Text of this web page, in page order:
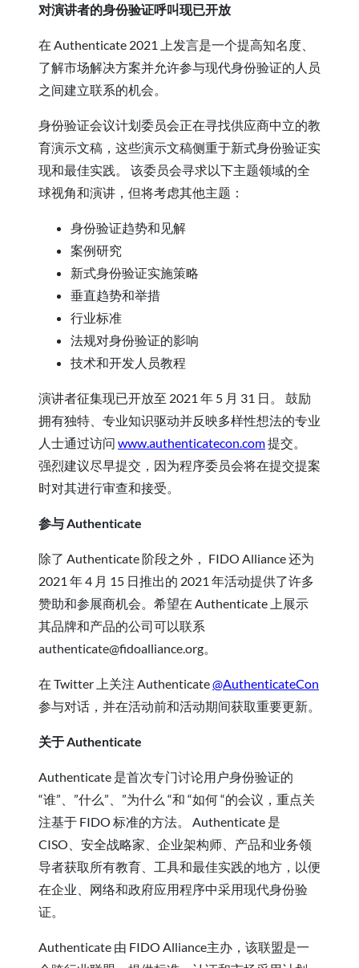
对演讲者的身份验证呼叫现已开放
在 Authenticate 2021 上发言是一个提高知名度、
了解市场解决方案并允许参与现代身份验证的人员
之间建立联系的机会。
身份验证会议计划委员会正在寻找供应商中立的教
育演示文稿，这些演示文稿侧重于新式身份验证实
现和最佳实践。 该委员会寻求以下主题领域的全
球视角和演讲，但将考虑其他主题：
身份验证趋势和见解
案例研究
新式身份验证实施策略
垂直趋势和举措
行业标准
法规对身份验证的影响
技术和开发人员教程
演讲者征集现已开放至 2021 年 5 月 31 日。 鼓励
拥有独特、专业知识驱动并反映多样性想法的专业
人士通过访问 www.authenticatecon.com提交。
强烈建议尽早提交，因为程序委员会将在提交提案
时对其进行审查和接受。
参与 Authenticate
除了 Authenticate 阶段之外， FIDO Alliance 还为
2021 年 4 月 15 日推出的 2021 年活动提供了许多
赞助和参展商机会。希望在 Authenticate 上展示
其品牌和产品的公司可以联系
authenticate@fidoalliance.org。
在 Twitter 上关注 Authenticate@AuthenticateCon
参与对话，并在活动前和活动期间获取重要更新。
关于 Authenticate
Authenticate 是首次专门讨论用户身份验证的
“谁”、”什么”、”为什么 “和 “如何 “的会议，重点关
注基于 FIDO 标准的方法。 Authenticate 是
CISO、安全战略家、企业架构师、产品和业务领
导者获取所有教育、工具和最佳实践的地方，以便
在企业、网络和政府应用程序中采用现代身份验
证。
Authenticate 由 FIDO Alliance主办，该联盟是一